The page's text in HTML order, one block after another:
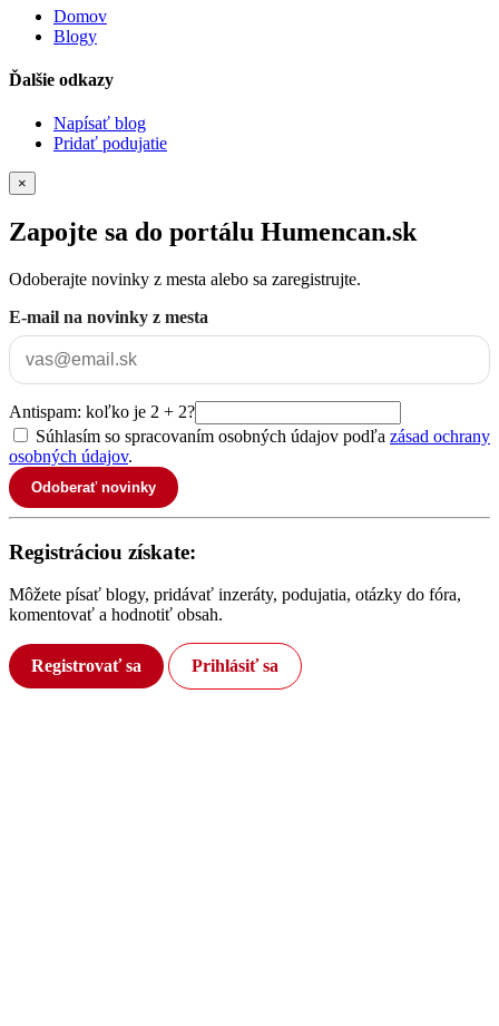
Domov
Blogy
Ďalšie odkazy
Napísať blog
Pridať podujatie
×
Zapojte sa do portálu Humencan.sk
Odoberajte novinky z mesta alebo sa zaregistrujte.
E-mail na novinky z mesta
Antispam: koľko je 2 + 2?
Súhlasím so spracovaním osobných údajov podľa zásad ochrany
osobných údajov.
Odoberať novinky
Registráciou získate:
Môžete písať blogy, pridávať inzeráty, podujatia, otázky do fóra,
komentovať a hodnotiť obsah.
Registrovať sa Prihlásiť sa